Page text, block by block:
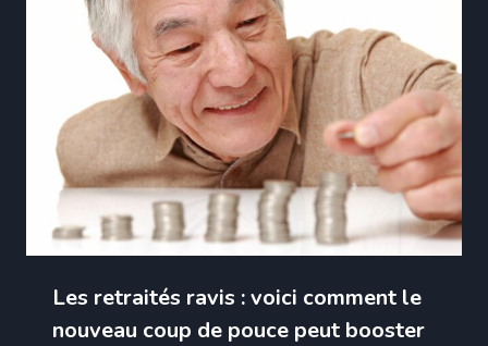
Les retraités ravis : voici comment le
nouveau coup de pouce peut booster